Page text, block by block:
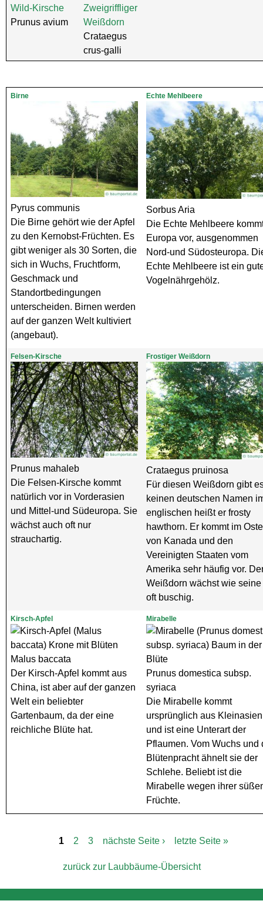
Wild-Kirsche
Prunus avium
Zweigriffliger
Weißdorn
Crataegus
crus-galli
Birne
Pyrus communis
Die Birne gehört wie der Apfel
zu den Kernobst-Früchten. Es
gibt weniger als 30 Sorten, die
sich in Wuchs, Fruchtform,
Geschmack und
Standortbedingungen
unterscheiden. Birnen werden
auf der ganzen Welt kultiviert
(angebaut).
Echte Mehlbeere
Sorbus Aria
Die Echte Mehlbeere
Europa vor, ausgenommen
Nord-und Südosteuropa.
Echte Mehlbeere ist ein
Vogelnährgehölz.
Felsen-Kirsche
Prunus mahaleb
Die Felsen-Kirsche kommt
natürlich vor in Vorderasien
und Mittel-und Südeuropa. Sie
wächst auch oft nur
strauchartig.
Frostiger Weißdorn
Crataegus pruinosa
Für diesen Weißdorn gibt
keinen deutschen Namen
englischen heißt er frosty
hawthorn. Er kommt im
von Kanada und den
Vereinigten Staaten vom
Amerika sehr häufig vor.
Weißdorn wächst wie seine
oft buschig.
Kirsch-Apfel
Malus baccata
Der Kirsch-Apfel kommt aus
China, ist aber auf der ganzen
Welt ein beliebter
Gartenbaum, da der eine
reichliche Blüte hat.
Mirabelle
Prunus domestica subsp.
syriaca
Die Mirabelle kommt
ursprünglich aus Kleinasien
und ist eine Unterart der
Pflaumen. Vom Wuchs und
Blütenpracht ähnelt sie der
Schlehe. Beliebt ist die
Mirabelle wegen ihrer
Früchte.
e
1 2 3 nächste Seite › letzte Seite »
zurück zur Laubbäume-Übersicht